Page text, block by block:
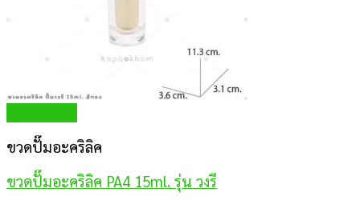
ขวดปั๊มอะคริลิค
ขวดปั๊มอะคริลิค PA4 15ml. รุ่น วงรี